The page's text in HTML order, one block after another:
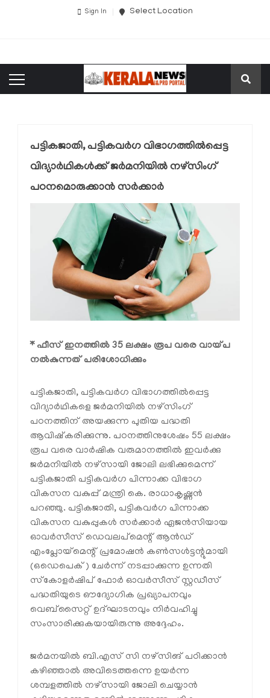
Sign In Select Location
പട്ടികജാതി, പട്ടികവർഗ വിഭാഗത്തിൽപ്പെട്ട
വിദ്യാർഥികൾക്ക് ജർമനിയിൽ നഴ്സിംഗ്
പഠനമൊരുക്കാൻ സർക്കാർ
* ഫീസ് ഇനത്തിൽ 35 ലക്ഷം രൂപ വരെ വായ്പ
നൽകുന്നത് പരിശോധിക്കും
പട്ടികജാതി, പട്ടികവർഗ വിഭാഗത്തിൽപ്പെട്ട
വിദ്യാർഥികളെ ജർമനിയിൽ നഴ്സിംഗ്
പഠനത്തിന് അയക്കുന്ന പുതിയ പദ്ധതി
ആവിഷ്‌കരിക്കുന്നു. പഠനത്തിനുശേഷം 55 ലക്ഷം
രൂപ വരെ വാർഷിക വരുമാനത്തിൽ ഇവർക്കു
ജർമനിയിൽ നഴ്സായി ജോലി ലഭിക്കുമെന്ന്
പട്ടികജാതി പട്ടികവർഗ പിന്നാക്ക വിഭാഗ
വികസന വകുപ്പ് മന്ത്രി കെ. രാധാകൃഷ്ണൻ
പറഞ്ഞു. പട്ടികജാതി, പട്ടികവർഗ പിന്നാക്ക
വികസന വകുപ്പുകൾ സർക്കാർ ഏജൻസിയായ
ഓവർസീസ് ഡെവലപ്മെന്റ് ആൻഡ്
എംപ്ലോയ്മെന്റ് പ്രമോഷൻ കൺസൾട്ടന്റുമായി
(ഒഡെപെക്) ചേർന്ന് നടപ്പാക്കുന്ന ഉന്നതി
സ്‌കോളർഷിപ് ഫോർ ഓവർസീസ് സ്റ്റഡീസ്
പദ്ധതിയുടെ ഔദ്യോഗിക പ്രഖ്യാപനവും
വെബ്സൈറ്റ് ഉദ്ഘാടനവും നിർവഹിച്ചു
സംസാരിക്കുകയായിരുന്നു അദ്ദേഹം.
ജർമനയിൽ ബി.എസ് സി നഴ്സിങ് പഠിക്കാൻ
കഴിഞ്ഞാൽ അവിടെത്തന്നെ ഉയർന്ന
ശമ്പളത്തിൽ നഴ്സായി ജോലി ചെയ്യാൻ